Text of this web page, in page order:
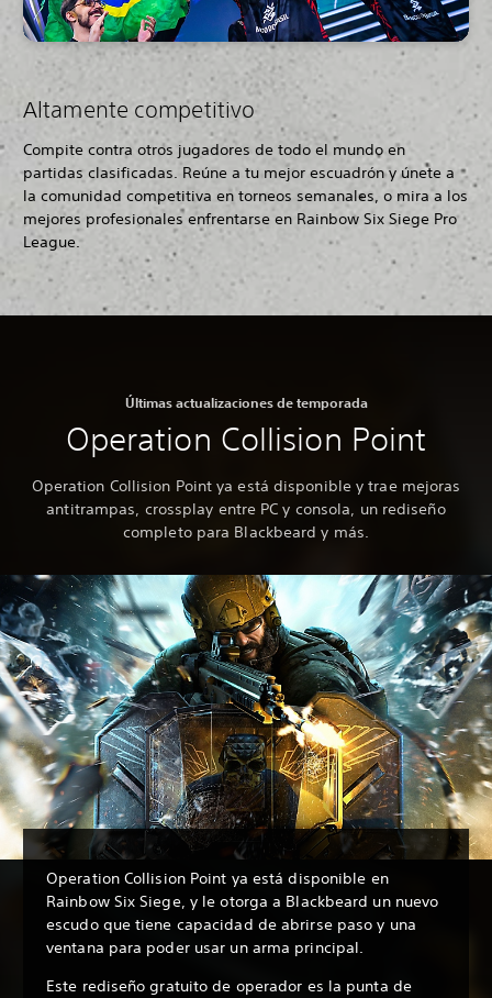
Altamente competitivo
Compite contra otros jugadores de todo el mundo en
partidas clasificadas. Reúne a tu mejor escuadrón y únete a
la comunidad competitiva en torneos semanales, o mira a los
mejores profesionales enfrentarse en Rainbow Six Siege Pro
League.
Últimas actualizaciones de temporada
Operation Collision Point
Operation Collision Point ya está disponible y trae mejoras
antitrampas, crossplay entre PC y consola, un rediseño
completo para Blackbeard y más.
Operation Collision Point ya está disponible en
Rainbow Six Siege, y le otorga a Blackbeard un nuevo
escudo que tiene capacidad de abrirse paso y una
ventana para poder usar un arma principal.
Este rediseño gratuito de operador es la punta de